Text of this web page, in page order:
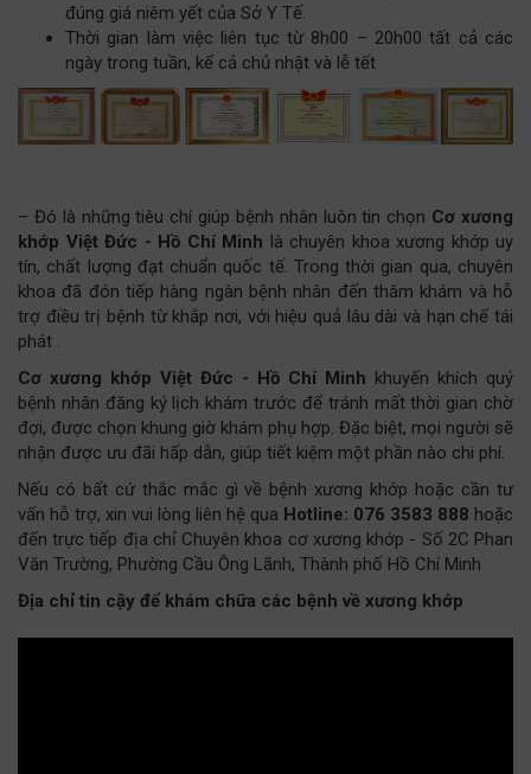
đúng giá niêm yết của Sở Y Tế.
Thời gian làm việc liên tục từ 8h00 – 20h00 tất cả các
ngày trong tuần, kể cả chủ nhật và lễ tết
– Đó là những tiêu chí giúp bệnh nhân luôn tin chọn Cơ xương
khớp Việt Đức - Hồ Chí Minh là chuyên khoa xương khớp uy
tín, chất lượng đạt chuẩn quốc tế. Trong thời gian qua, chuyên
khoa đã đón tiếp hàng ngàn bệnh nhân đến thăm khám và hỗ
trợ điều trị bệnh từ khắp nơi, với hiệu quả lâu dài và hạn chế tái
phát .
Cơ xương khớp Việt Đức - Hồ Chí Minh khuyến khích quý
bệnh nhân đăng ký lịch khám trước để tránh mất thời gian chờ
đợi, được chọn khung giờ khám phụ hợp. Đặc biệt, mọi người sẽ
nhận được ưu đãi hấp dẫn, giúp tiết kiệm một phần nào chi phí.
Nếu có bất cứ thắc mắc gì về bệnh xương khớp hoặc cần tư
vấn hỗ trợ, xin vui lòng liên hệ qua Hotline: 076 3583 888 hoặc
đến trực tiếp địa chỉ Chuyên khoa cơ xương khớp - Số 2C Phan
Văn Trường, Phường Cầu Ông Lãnh, Thành phố Hồ Chí Minh
Địa chỉ tin cậy để khám chữa các bệnh về xương khớp